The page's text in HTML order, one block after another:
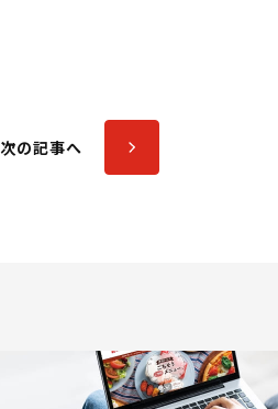
次の記事へ